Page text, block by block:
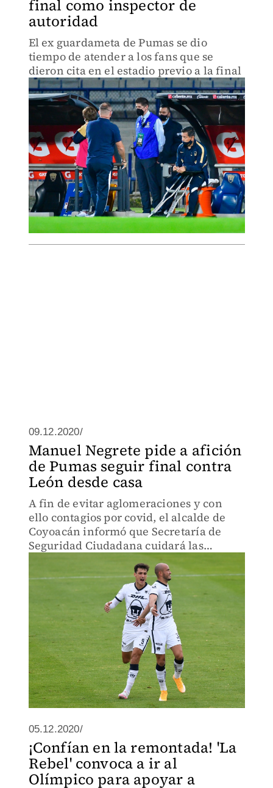
final como inspector de
autoridad
El ex guardameta de Pumas se dio
tiempo de atender a los fans que se
dieron cita en el estadio previo a la final
09.12.2020/
Manuel Negrete pide a afición
de Pumas seguir final contra
León desde casa
A fin de evitar aglomeraciones y con
ello contagios por covid, el alcalde de
Coyoacán informó que Secretaría de
Seguridad Ciudadana cuidará las
inmediaciones del Estadio Olímpico
Universitario.
05.12.2020/
¡Confían en la remontada! 'La
Rebel' convoca a ir al
Olímpico para apoyar a